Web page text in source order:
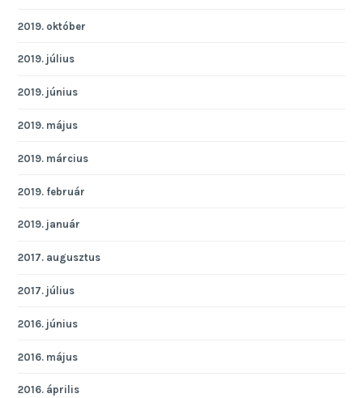
2019. október
2019. július
2019. június
2019. május
2019. március
2019. február
2019. január
2017. augusztus
2017. július
2016. június
2016. május
2016. április